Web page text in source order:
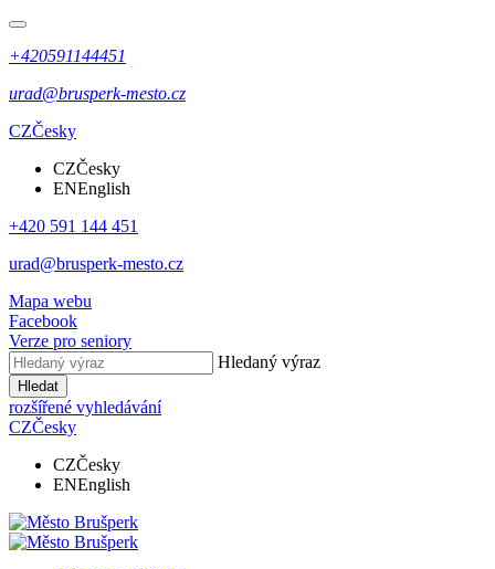
+420591144451
urad@brusperk-mesto.cz
CZČesky
CZČesky
ENEnglish
+420 591 144 451
urad@brusperk-mesto.cz
Mapa webu
Facebook
Verze pro seniory
Hledaný výraz
Hledat
rozšířené vyhledávání
CZČesky
CZČesky
ENEnglish